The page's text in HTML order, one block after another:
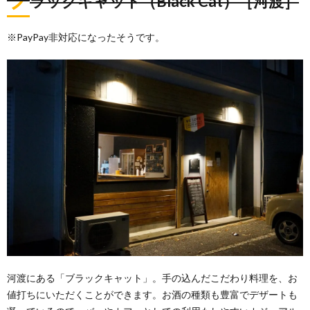
※PayPay非対応になったそうです。
河渡にある「ブラックキャット」。手の込んだこだわり料理を、お
値打ちにいただくことができます。お酒の種類も豊富でデザートも